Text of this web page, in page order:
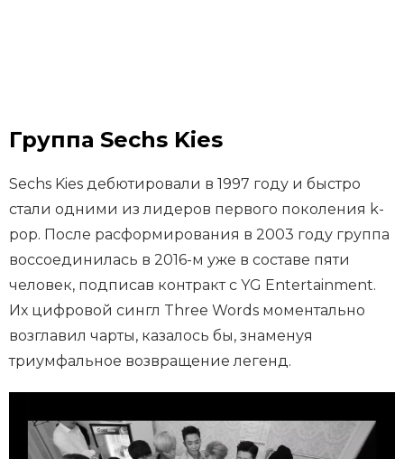
Группа Sechs Kies
Sechs Kies дебютировали в 1997 году и быстро
стали одними из лидеров первого поколения k-
pop. После расформирования в 2003 году группа
воссоединилась в 2016-м уже в составе пяти
человек, подписав контракт с YG Entertainment.
Их цифровой сингл Three Words моментально
возглавил чарты, казалось бы, знаменуя
триумфальное возвращение легенд.